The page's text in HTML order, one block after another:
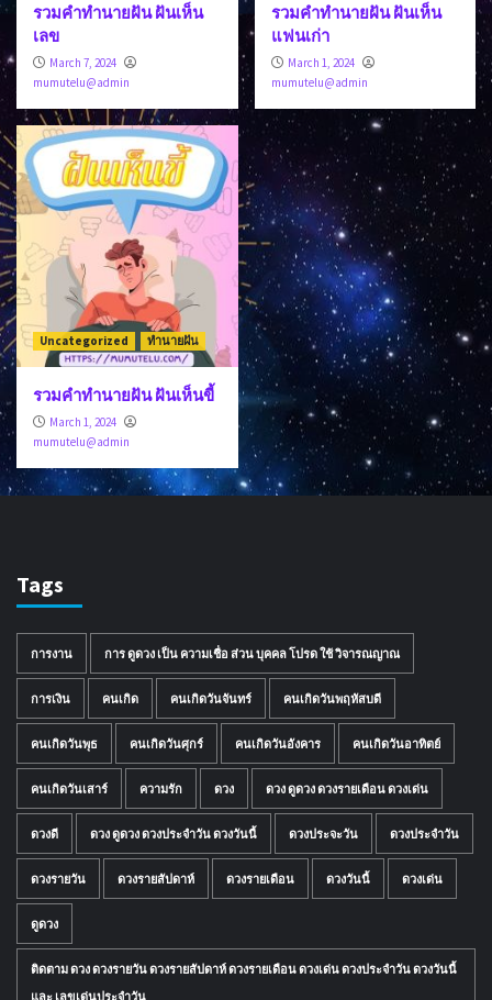
รวมคำทำนายฝัน ฝันเห็น
เลข
March 7, 2024
mumutelu@admin
รวมคำทำนายฝัน ฝันเห็น
แฟนเก่า
March 1, 2024
mumutelu@admin
Uncategorized ทำนายฝัน
รวมคำทำนายฝัน ฝันเห็นขี้
March 1, 2024
mumutelu@admin
Tags
การงาน การ ดูดวง เป็น ความเชื่อ ส่วน บุคคล โปรด ใช้ วิจารณญาณ
การเงิน คนเกิด คนเกิดวันจันทร์ คนเกิดวันพฤหัสบดี
คนเกิดวันพุธ คนเกิดวันศุกร์ คนเกิดวันอังคาร คนเกิดวันอาทิตย์
คนเกิดวันเสาร์ ความรัก ดวง ดวง ดูดวง ดวงรายเดือน ดวงเด่น
ดวงดี ดวง ดูดวง ดวงประจำวัน ดวงวันนี้ ดวงประจะวัน ดวงประจำวัน
ดวงรายวัน ดวงรายสัปดาห์ ดวงรายเดือน ดวงวันนี้ ดวงเด่น
ดูดวง
ติดตาม ดวง ดวงรายวัน ดวงรายสัปดาห์ ดวงรายเดือน ดวงเด่น ดวงประจำวัน ดวงวันนี้
และ เลขเด่นประจำวัน